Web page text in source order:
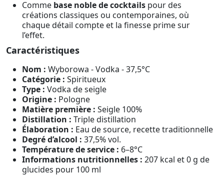
Comme base noble de cocktails pour des
créations classiques ou contemporaines, où
chaque détail compte et la finesse prime sur
l’effet.
Caractéristiques
Nom : Wyborowa - Vodka - 37,5°C
Catégorie : Spiritueux
Type : Vodka de seigle
Origine : Pologne
Matière première : Seigle 100%
Distillation : Triple distillation
Élaboration : Eau de source, recette traditionnelle
Degré d’alcool : 37,5% vol.
Température de service : 6–8°C
Informations nutritionnelles : 207 kcal et 0 g de
glucides pour 100 ml